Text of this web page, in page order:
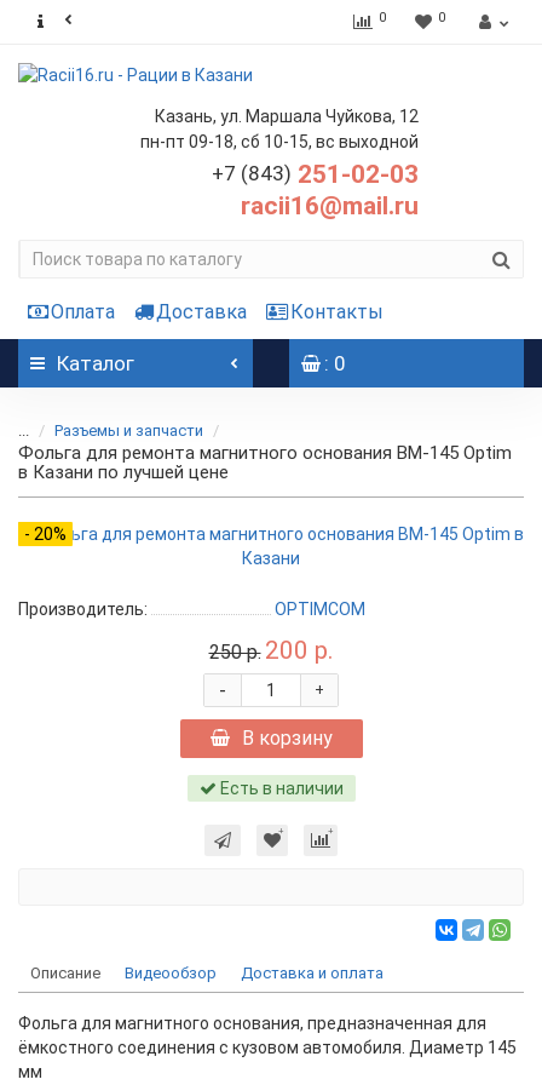
0 0
Казань, ул. Маршала Чуйкова, 12
пн-пт 09-18, сб 10-15, вс выходной
+7 (843) 251-02-03
racii16@mail.ru
Оплата Доставка Контакты
Каталог : 0
... Разъемы и запчасти
Фольга для ремонта магнитного основания BM-145 Optim
в Казани по лучшей цене
- 20%
Производитель: OPTIMCOM
250 р. 200 р.
+
-
В корзину
Есть в наличии
Описание Видеообзор Доставка и оплата
Фольга для магнитного основания, предназначенная для
ёмкостного соединения с кузовом автомобиля. Диаметр 145
мм